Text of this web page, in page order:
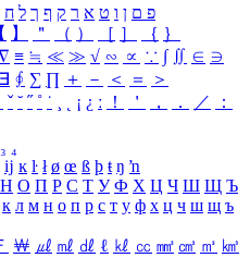
פ ם ן ו ט א ר ק ף ך ל ח
】 ＂ （ ） ［ ］ ｛ ｝
≡ ≒ ≪ ≫ √ ∽ ∝ ∵ ∫ ∬ ∈ ∋
∃ ∮ ∑ ∏ ＋ － ＜ ＝
＞
ˇ ˘ ˝ ˚ ˙ ¸ ¡ ¿ ː ！ ＇ ， ． ／
：
₃ ₄
ĳ ĸ ŀ ł ø œ ß þ ŧ ŋ ŉ
Н О П Р С Т У Ф Х Ц Ч Ш Щ Ъ
к л м н о п р с т у ф х ц ч ш щ ъ
￦ ㎕ ㎖ ㎗ ℓ ㎘ ㏄ ㎣ ㎤ ㎥ ㎦